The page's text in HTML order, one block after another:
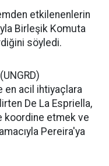
etkilenenlerin
Birleşik Komuta
söyledi.
en acil ihtiyaçlara
De La Espriella,
koordine etmek ve
Pereira'ya